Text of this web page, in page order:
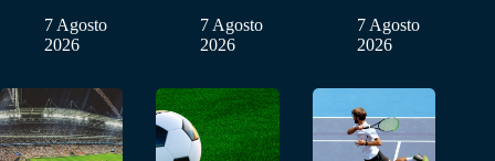
7 Agosto
2026
7 Agosto
2026
7 Agosto
2026